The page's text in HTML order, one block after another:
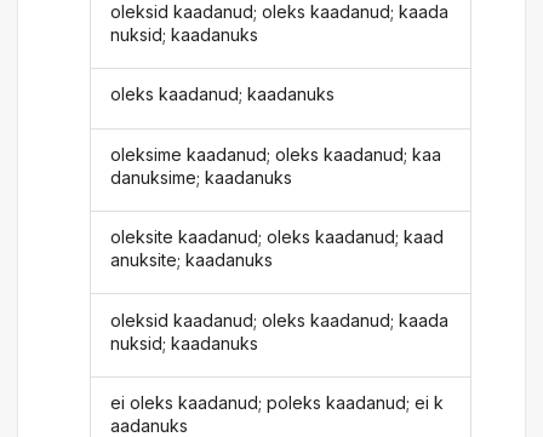
oleksid kaadanud; oleks kaadanud; kaada
nuksid; kaadanuks
oleks kaadanud; kaadanuks
oleksime kaadanud; oleks kaadanud; kaa
danuksime; kaadanuks
oleksite kaadanud; oleks kaadanud; kaad
anuksite; kaadanuks
oleksid kaadanud; oleks kaadanud; kaada
nuksid; kaadanuks
ei oleks kaadanud; poleks kaadanud; ei k
aadanuks